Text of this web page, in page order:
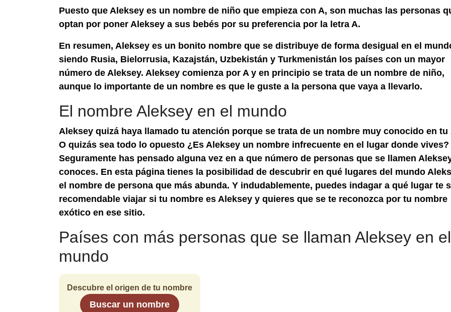
Puesto que Aleksey es un nombre de niño que empieza con A, son muchas las personas
optan por poner Aleksey a sus bebés por su preferencia por la letra A.
En resumen, Aleksey es un bonito nombre que se distribuye de forma desigual en el
siendo Rusia, Bielorrusia, Kazajstán, Uzbekistán y Turkmenistán los países con un mayor
número de Aleksey. Aleksey comienza por A y en principio se trata de un nombre de niño,
aunque lo importante de un nombre es que le guste a la persona que vaya a llevarlo.
El nombre Aleksey en el mundo
Aleksey quizá haya llamado tu atención porque se trata de un nombre muy conocido en tu
O quizás sea todo lo opuesto ¿Es Aleksey un nombre infrecuente en el lugar donde vives?
Seguramente has pensado alguna vez en a que número de personas que se llamen
conoces. En esta página tienes la posibilidad de descubrir en qué lugares del mundo
el nombre de persona que más abunda. Y indudablemente, puedes indagar a qué lugar te
recomendable viajar si tu nombre es Aleksey y quieres que se te reconozca por tu nombre
exótico en ese sitio.
Países con más personas que se llaman Aleksey en el
mundo
Descubre el origen de tu nombre
Buscar un nombre